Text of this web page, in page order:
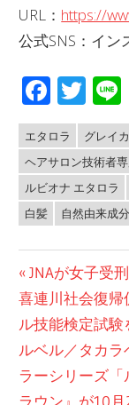
URL： https://
公式SNS：イン
NEWS
エタロラ グレイ
ヘアサロン技術者
ルビオナ エタロラ
白髪
自然由来成
投
稿
ナ
ビ
前
の
投
稿:
JNAが女子受
喜連川社会復帰
ル技能検定試験
次
の
投
ルベル／タカ
ラーシリーズ